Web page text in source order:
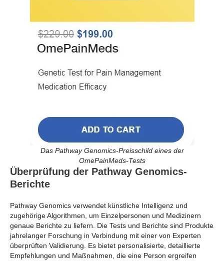
Das Pathway Genomics-Preisschild eines der
OmePainMeds-Tests
Überprüfung der Pathway Genomics-
Berichte
Pathway Genomics verwendet künstliche Intelligenz und
zugehörige Algorithmen, um Einzelpersonen und Medizinern
genaue Berichte zu liefern. Die Tests und Berichte sind Produkte
jahrelanger Forschung in Verbindung mit einer von Experten
überprüften Validierung. Es bietet personalisierte, detaillierte
Empfehlungen und Maßnahmen, die eine Person ergreifen